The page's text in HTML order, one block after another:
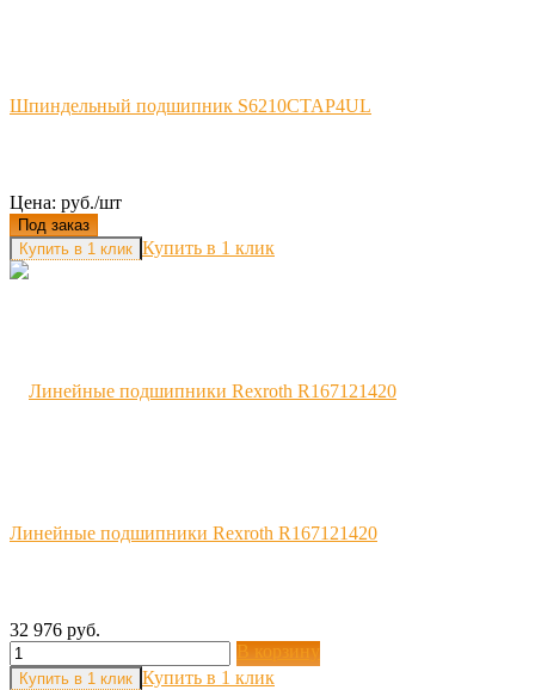
Шпиндельный подшипник S6210CTAP4UL
Цена: руб./шт
Под заказ
Купить в 1 клик
Линейные подшипники Rexroth R167121420
32 976 руб.
В корзину
Купить в 1 клик